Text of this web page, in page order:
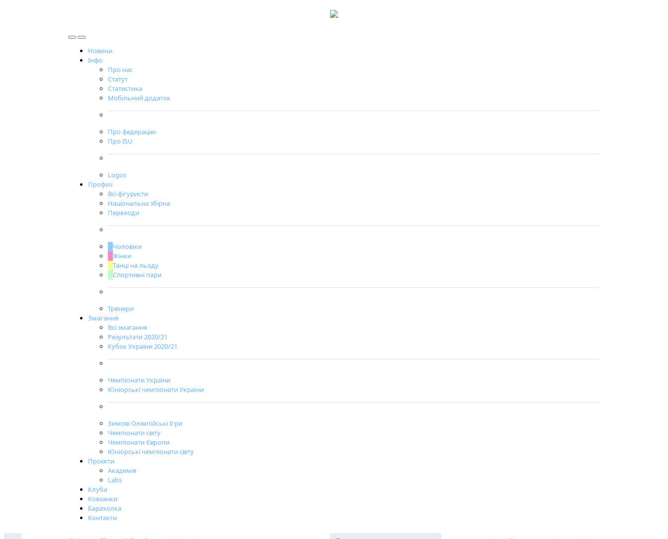
Новини
Інфо
Про нас
Статут
Статистика
Мобільний додаток
Про федерацію
Про ISU
Logos
Профілі
Всі фігуристи
Національна збірна
Переходи
Чоловіки
Жінки
Танці на льоду
Спортивні пари
Тренери
Змагання
Всі змагання
Результати 2020/21
Кубок України 2020/21
Чемпіонати України
Юніорські чемпіонати України
Зимові Олімпійські Ігри
Чемпіонати світу
Чемпіонати Європи
Юніорські чемпіонати світу
Проєкти
Академія
Labs
Клуби
Ковзанки
Барахолка
Контакти